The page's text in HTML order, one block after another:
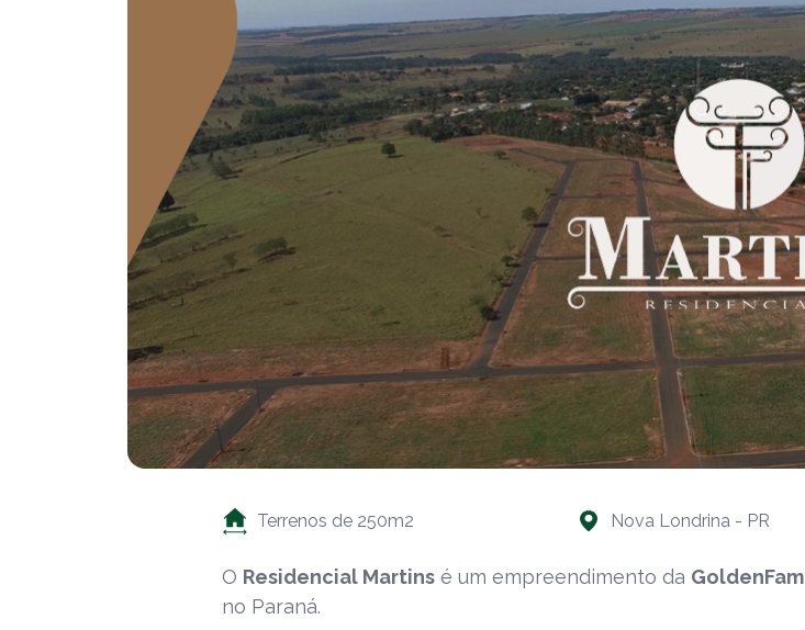
Terrenos de 250m2 Nova Londrina - PR
O Residencial Martins é um empreendimento da GoldenFam
no Paraná.